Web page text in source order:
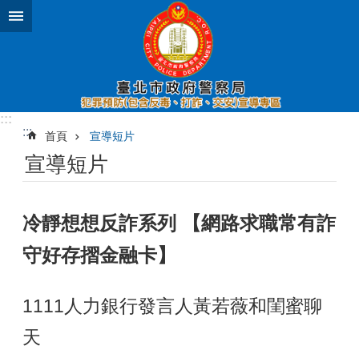
跳到主要內容區塊
:::
:::
首頁 宣導短片
宣導短片
冷靜想想反詐系列 【網路求職常有詐
守好存摺金融卡】
1111人力銀行發言人黃若薇和閨蜜聊
天